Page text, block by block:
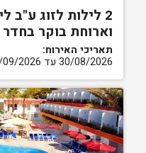
2 לילות לזוג ע"ב
וארוחת בוקר
תאריכי האירוח:
30/08/2026 עד 02/09/2026